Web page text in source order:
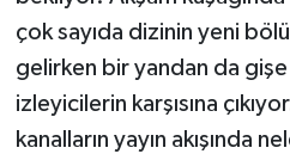
çok sayıda dizinin yeni
gelirken bir yandan da gişe
izleyicilerin karşısına
kanalların yayın akışında